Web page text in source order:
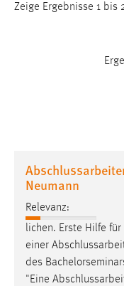
Zeige Ergebnisse 1 bis
Neumann
Relevanz:
lichen. Erste Hilfe
einer
des
"Eine
Einverständnis
cookie_consent
Dieser Cookie
Name:
staticfilecache
Zweck:
Für performante